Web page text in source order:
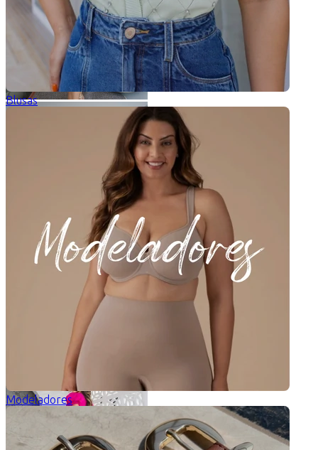
Blusas
Modeladores